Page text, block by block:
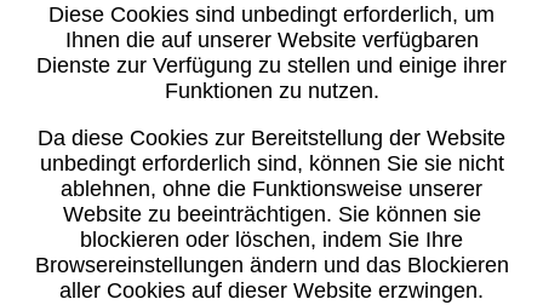
Diese Cookies sind unbedingt erforderlich, um
Ihnen die auf unserer Website verfügbaren
Dienste zur Verfügung zu stellen und einige ihrer
Funktionen zu nutzen.
Da diese Cookies zur Bereitstellung der Website
unbedingt erforderlich sind, können Sie sie nicht
ablehnen, ohne die Funktionsweise unserer
Website zu beeinträchtigen. Sie können sie
blockieren oder löschen, indem Sie Ihre
Browsereinstellungen ändern und das Blockieren
aller Cookies auf dieser Website erzwingen.